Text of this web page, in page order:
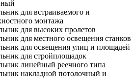
для встраиваемого и
монтажа
для высоких пролетов
для местного освещения станков
для освещения улиц и площадей
для стройплощадок
линейный реечного типа
накладной потолочный и